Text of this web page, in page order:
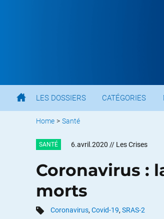
LES DOSSIERS CATÉGORIES
Home > Santé
SANTÉ 6.avril.2020 // Les Crises
Coronavirus :
morts
Coronavirus, Covid-19, SRAS-2